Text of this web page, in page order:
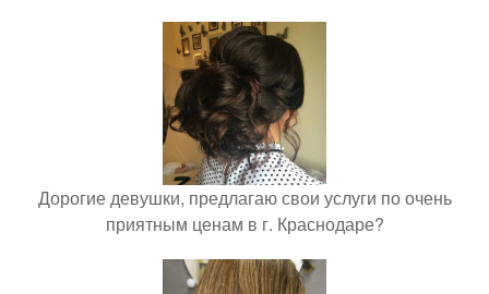
Дорогие девушки, предлагаю свои услуги по очень
приятным ценам в г. Краснодаре?